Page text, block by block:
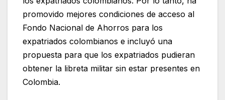
promovido mejores condiciones de acceso al
Fondo Nacional de Ahorros para los
expatriados colombianos e incluyó una
propuesta para que los expatriados pudieran
obtener la libreta militar sin estar presentes en
Colombia.